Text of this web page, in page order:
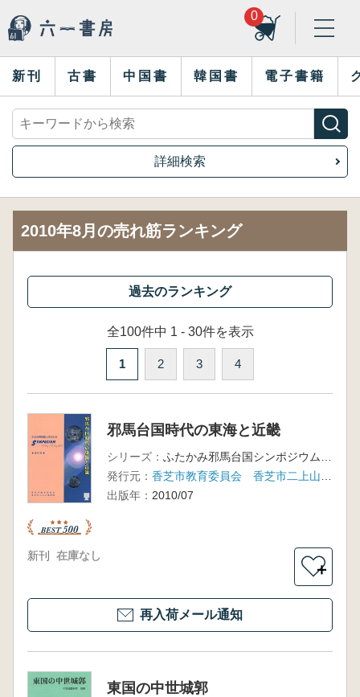
0
新刊 古書 中国書 韓国書 電子書籍
詳細検索
2010年8月の売れ筋ランキング
全100件中 1 - 30件を表示
1 2 3 4
邪馬台国時代の東海と近畿
シリーズ：
発行元：
出版年： 2010/07
新刊 在庫なし
＋
再入荷メール通知
東国の中世城郭